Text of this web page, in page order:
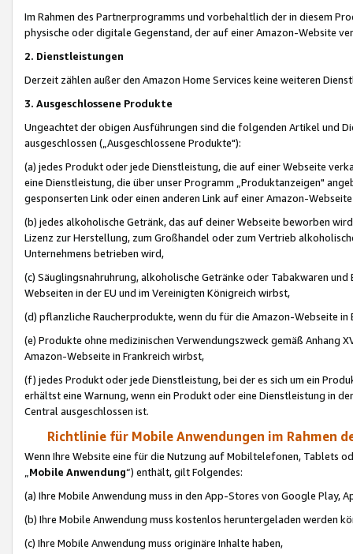
Im Rahmen des Partnerprogramms und vorbehaltlich der in diesem
physische oder digitale Gegenstand, der auf einer Amazon-Website
2. Dienstleistungen
Derzeit zählen außer den Amazon Home Services keine weiteren
3. Ausgeschlossene Produkte
Ungeachtet der obigen Ausführungen sind die folgenden Artikel und
ausgeschlossen („Ausgeschlossene Produkte"):
(a) jedes Produkt oder jede Dienstleistung, die auf einer Webseite
eine Dienstleistung, die über unser Programm „Produktanzeigen"
gesponserten Link oder einen anderen Link auf einer Amazon-
(b) jedes alkoholische Getränk, das auf deiner Webseite beworben
Lizenz zur Herstellung, zum Großhandel oder zum Vertrieb
Unternehmens betrieben wird,
(c) Säuglingsnahruhrung, alkoholische Getränke oder Tabakwaren
Webseiten in der EU und im Vereinigten Königreich wirbst,
(d) pflanzliche Raucherprodukte, wenn du für die Amazon-Webseite in
(e) Produkte ohne medizinischen Verwendungszweck gemäß Anhang
Amazon-Webseite in Frankreich wirbst,
(f) jedes Produkt oder jede Dienstleistung, bei der es sich um ein
erhältst eine Warnung, wenn ein Produkt oder eine Dienstleistung in
Central ausgeschlossen ist.
Richtlinie für Mobile Anwendungen im Rahmen
Wenn Ihre Website eine für die Nutzung auf Mobiltelefonen, Tablets
„Mobile Anwendung“) enthält, gilt Folgendes:
(a) Ihre Mobile Anwendung muss in den App-Stores von Google Play,
(b) Ihre Mobile Anwendung muss kostenlos heruntergeladen werden
(c) Ihre Mobile Anwendung muss originäre Inhalte haben,